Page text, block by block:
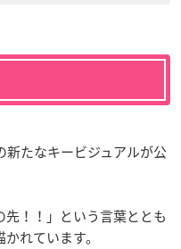
たなキービジュアルが公
先！！」という言葉ととも
れています。